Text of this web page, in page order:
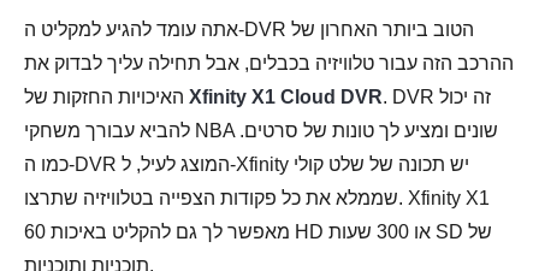
אתה עומד להגיע למקליט ה-DVR הטוב ביותר האחרון של
ההרכב הזה עבור טלוויזיה בכבלים, אבל תחילה עליך לבדוק את
Xfinity X1 Cloud DVR. DVR זה יכול
להביא עבורך משחקי NBA שונים ומציע לך טונות של סרטים.
כמו ה-DVR המוצג לעיל, ל-Xfinity יש תכונה של שלט קולי
שממלא את כל פקודות הצפייה בטלוויזיה שתרצו. Xfinity X1
מאפשר לך גם להקליט באיכות 60 HD או 300 שעות SD של
תוכניות ותוכניות.